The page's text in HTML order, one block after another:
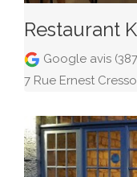
Restaurant
Google avis
7 Rue Ernest